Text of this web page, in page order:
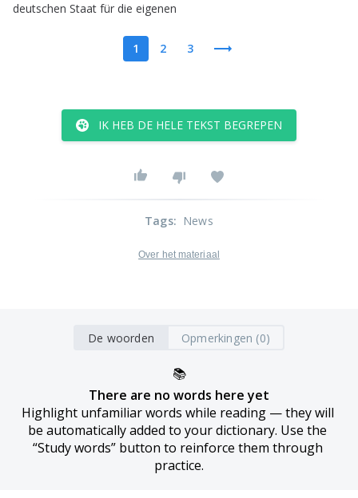
deutschen Staat für die eigenen
1 2 3
IK HEB DE HELE TEKST BEGREPEN
Tags: News
Over het materiaal
De woorden Opmerkingen (0)
📚
There are no words here yet
Highlight unfamiliar words while reading — they will
be automatically added to your dictionary. Use the
“Study words” button to reinforce them through
practice.